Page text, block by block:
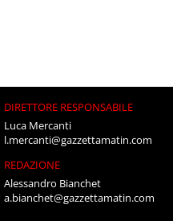
DIRETTORE RESPONSABILE
Luca Mercanti
l.mercanti@gazzettamatin.com
REDAZIONE
Alessandro Bianchet
a.bianchet@gazzettamatin.com